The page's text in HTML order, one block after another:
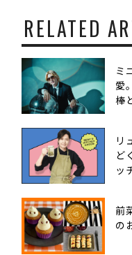
RELATED
ミ
愛
棒
リ
ど
ッ
前
の